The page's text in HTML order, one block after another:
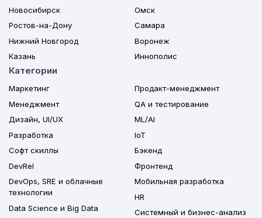
Новосибирск
Ростов-на-Дону
Нижний Новгород
Казань
Омск
Самара
Воронеж
Иннополис
Категории
Маркетинг
Менеджмент
Дизайн, UI/UX
Разработка
Софт скиллы
DevRel
DevOps, SRE и облачные
технологии
Data Science и Big Data
Продакт-менеджмент
QA и тестирование
ML/AI
IoT
Бэкенд
Фронтенд
Мобильная разработка
HR
Системный и бизнес-анализ